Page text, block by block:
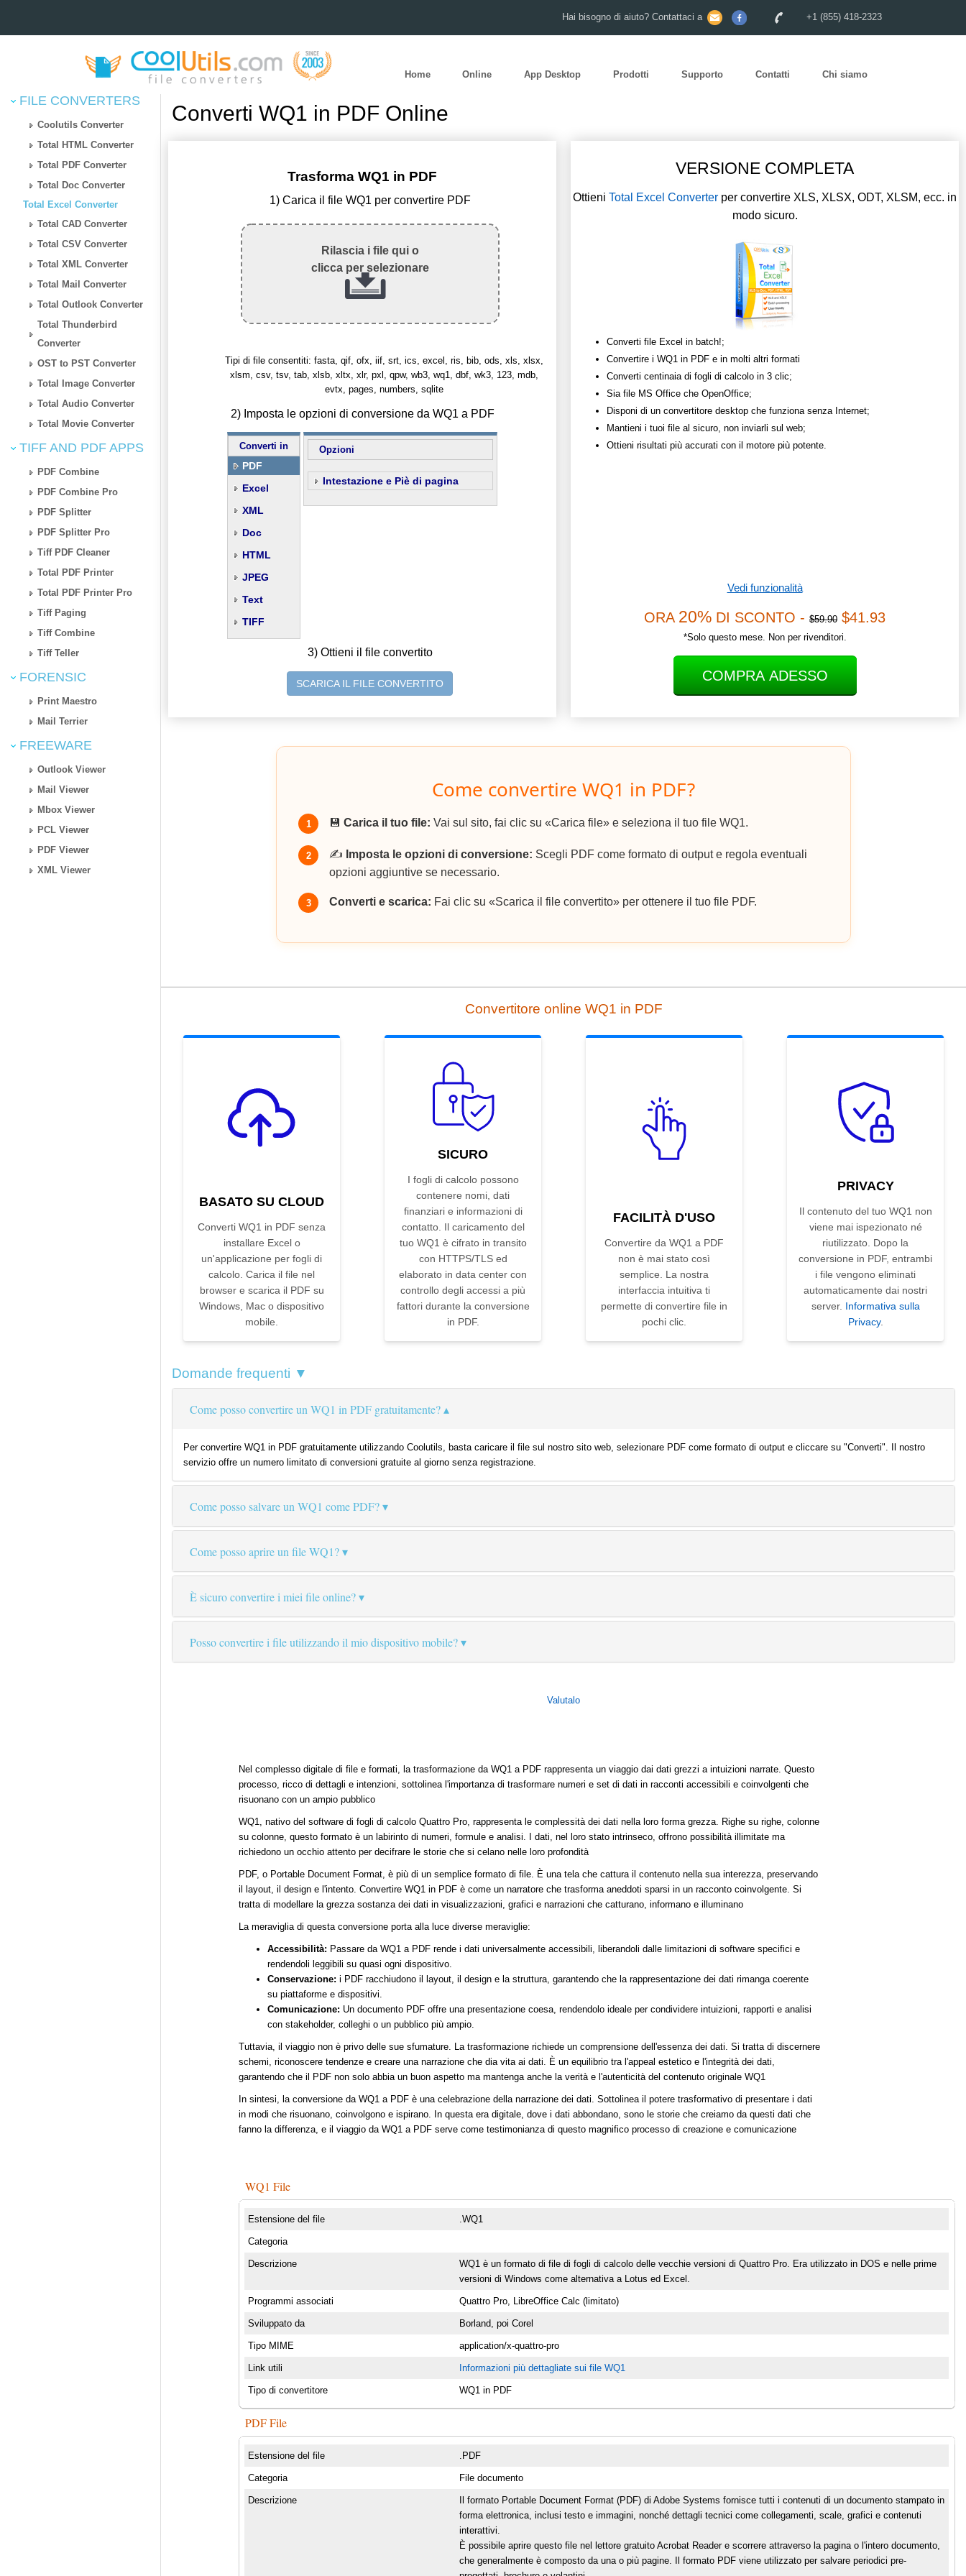
Hai bisogno di aiuto? Contattaci a +1 (855) 418-2323
Home Online App Desktop Prodotti Supporto Contatti Chi siamo
FILE CONVERTERS
Coolutils Converter
Total HTML Converter
Total PDF Converter
Total Doc Converter
Total Excel Converter
Total CAD Converter
Total CSV Converter
Total XML Converter
Total Mail Converter
Total Outlook Converter
Total Thunderbird
Converter
OST to PST Converter
Total Image Converter
Total Audio Converter
Total Movie Converter
TIFF AND PDF APPS
PDF Combine
PDF Combine Pro
PDF Splitter
PDF Splitter Pro
Tiff PDF Cleaner
Total PDF Printer
Total PDF Printer Pro
Tiff Paging
Tiff Combine
Tiff Teller
FORENSIC
Print Maestro
Mail Terrier
FREEWARE
Outlook Viewer
Mail Viewer
Mbox Viewer
PCL Viewer
PDF Viewer
XML Viewer
Converti WQ1 in PDF Online
Trasforma WQ1 in PDF
1) Carica il file WQ1 per convertire PDF
Rilascia i file qui o
clicca per selezionare
Tipi di file consentiti: fasta, qif, ofx, iif, srt, ics, excel, ris, bib, ods, xls, xlsx,
xlsm, csv, tsv, tab, xlsb, xltx, xlr, pxl, qpw, wb3, wq1, dbf, wk3, 123, mdb,
evtx, pages, numbers, sqlite
2) Imposta le opzioni di conversione da WQ1 a PDF
Converti in
PDF
Excel
XML
Doc
HTML
JPEG
Text
TIFF
Opzioni
Intestazione e Piè di pagina
3) Ottieni il file convertito
SCARICA IL FILE CONVERTITO
VERSIONE COMPLETA
Ottieni Total Excel Converter per convertire XLS, XLSX, ODT, XLSM, ecc. in
modo sicuro.
Converti file Excel in batch!;
Convertire i WQ1 in PDF e in molti altri formati
Converti centinaia di fogli di calcolo in 3 clic;
Sia file MS Office che OpenOffice;
Disponi di un convertitore desktop che funziona senza Internet;
Mantieni i tuoi file al sicuro, non inviarli sul web;
Ottieni risultati più accurati con il motore più potente.
Vedi funzionalità
ORA 20% DI SCONTO - $59.90 $41.93
*Solo questo mese. Non per rivenditori.
COMPRA ADESSO
Come convertire WQ1 in PDF?
1 💾 Carica il tuo file: Vai sul sito, fai clic su «Carica file» e seleziona il tuo file WQ1.
2 ✍️ Imposta le opzioni di conversione: Scegli PDF come formato di output e regola eventuali
opzioni aggiuntive se necessario.
3 Converti e scarica: Fai clic su «Scarica il file convertito» per ottenere il tuo file PDF.
Convertitore online WQ1 in PDF
BASATO SU CLOUD
Converti WQ1 in PDF senza
installare Excel o
un'applicazione per fogli di
calcolo. Carica il file nel
browser e scarica il PDF su
Windows, Mac o dispositivo
mobile.
SICURO
I fogli di calcolo possono
contenere nomi, dati
finanziari e informazioni di
contatto. Il caricamento del
tuo WQ1 è cifrato in transito
con HTTPS/TLS ed
elaborato in data center con
controllo degli accessi a più
fattori durante la conversione
in PDF.
FACILITÀ D'USO
Convertire da WQ1 a PDF
non è mai stato così
semplice. La nostra
interfaccia intuitiva ti
permette di convertire file in
pochi clic.
PRIVACY
Il contenuto del tuo WQ1 non
viene mai ispezionato né
riutilizzato. Dopo la
conversione in PDF, entrambi
i file vengono eliminati
automaticamente dai nostri
server. Informativa sulla
Privacy.
Domande frequenti ▼
Come posso convertire un WQ1 in PDF gratuitamente?
Per convertire WQ1 in PDF gratuitamente utilizzando Coolutils, basta caricare il file sul nostro sito web, selezionare PDF come formato di output e cliccare su "Converti". Il nostro
servizio offre un numero limitato di conversioni gratuite al giorno senza registrazione.
Come posso salvare un WQ1 come PDF?
Come posso aprire un file WQ1?
È sicuro convertire i miei file online?
Posso convertire i file utilizzando il mio dispositivo mobile?
Valutalo
Nel complesso digitale di file e formati, la trasformazione da WQ1 a PDF rappresenta un viaggio dai dati grezzi a intuizioni narrate. Questo
processo, ricco di dettagli e intenzioni, sottolinea l'importanza di trasformare numeri e set di dati in racconti accessibili e coinvolgenti che
risuonano con un ampio pubblico
WQ1, nativo del software di fogli di calcolo Quattro Pro, rappresenta le complessità dei dati nella loro forma grezza. Righe su righe, colonne
su colonne, questo formato è un labirinto di numeri, formule e analisi. I dati, nel loro stato intrinseco, offrono possibilità illimitate ma
richiedono un occhio attento per decifrare le storie che si celano nelle loro profondità
PDF, o Portable Document Format, è più di un semplice formato di file. È una tela che cattura il contenuto nella sua interezza, preservando
il layout, il design e l'intento. Convertire WQ1 in PDF è come un narratore che trasforma aneddoti sparsi in un racconto coinvolgente. Si
tratta di modellare la grezza sostanza dei dati in visualizzazioni, grafici e narrazioni che catturano, informano e illuminano
La meraviglia di questa conversione porta alla luce diverse meraviglie:
Accessibilità: Passare da WQ1 a PDF rende i dati universalmente accessibili, liberandoli dalle limitazioni di software specifici e
rendendoli leggibili su quasi ogni dispositivo.
Conservazione: i PDF racchiudono il layout, il design e la struttura, garantendo che la rappresentazione dei dati rimanga coerente
su piattaforme e dispositivi.
Comunicazione: Un documento PDF offre una presentazione coesa, rendendolo ideale per condividere intuizioni, rapporti e analisi
con stakeholder, colleghi o un pubblico più ampio.
Tuttavia, il viaggio non è privo delle sue sfumature. La trasformazione richiede un comprensione dell'essenza dei dati. Si tratta di discernere
schemi, riconoscere tendenze e creare una narrazione che dia vita ai dati. È un equilibrio tra l'appeal estetico e l'integrità dei dati,
garantendo che il PDF non solo abbia un buon aspetto ma mantenga anche la verità e l'autenticità del contenuto originale WQ1
In sintesi, la conversione da WQ1 a PDF è una celebrazione della narrazione dei dati. Sottolinea il potere trasformativo di presentare i dati
in modi che risuonano, coinvolgono e ispirano. In questa era digitale, dove i dati abbondano, sono le storie che creiamo da questi dati che
fanno la differenza, e il viaggio da WQ1 a PDF serve come testimonianza di questo magnifico processo di creazione e comunicazione
WQ1 File
Estensione del file .WQ1
Categoria
Descrizione
WQ1 è un formato di file di fogli di calcolo delle vecchie versioni di Quattro Pro. Era utilizzato in DOS e nelle prime
versioni di Windows come alternativa a Lotus ed Excel.
Programmi associati Quattro Pro, LibreOffice Calc (limitato)
Sviluppato da Borland, poi Corel
Tipo MIME application/x-quattro-pro
Link utili Informazioni più dettagliate sui file WQ1
Tipo di convertitore WQ1 in PDF
PDF File
Estensione del file .PDF
Categoria File documento
Descrizione
Il formato Portable Document Format (PDF) di Adobe Systems fornisce tutti i contenuti di un documento stampato in
forma elettronica, inclusi testo e immagini, nonché dettagli tecnici come collegamenti, scale, grafici e contenuti
interattivi.
È possibile aprire questo file nel lettore gratuito Acrobat Reader e scorrere attraverso la pagina o l'intero documento,
che generalmente è composto da una o più pagine. Il formato PDF viene utilizzato per salvare periodici pre-